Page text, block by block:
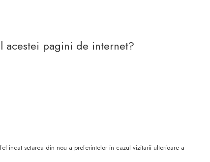
pagini de internet?
incat setarea din nou a preferintelor in cazul vizitarii ulterioare a